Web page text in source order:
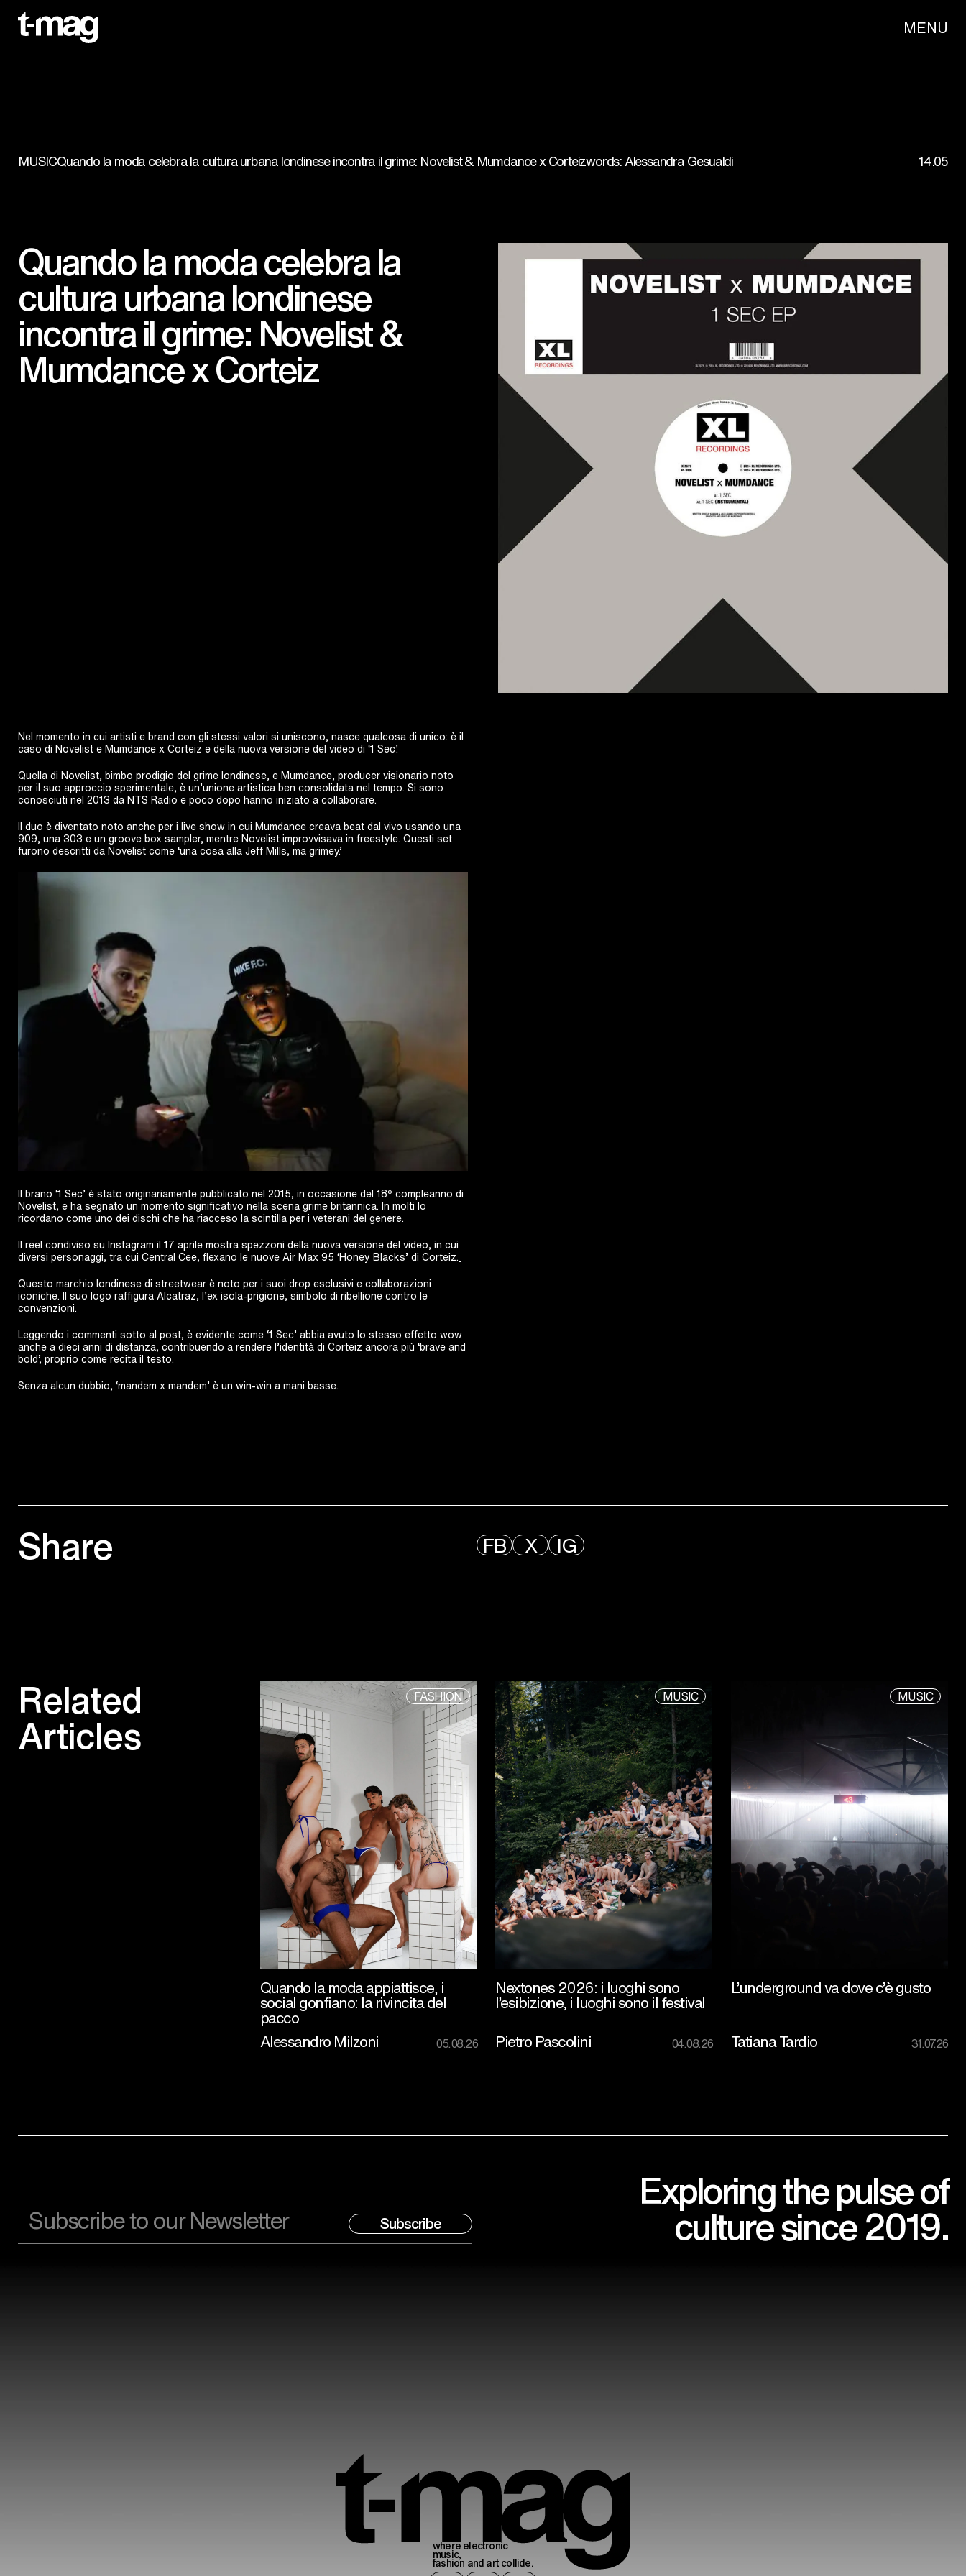
MENU
MUSICQuando la moda celebra la cultura urbana londinese incontra il grime: Novelist & Mumdance x Corteizwords: Alessandra Gesualdi 14.05
Quando la moda celebra la
cultura urbana londinese
incontra il grime: Novelist &
Mumdance x Corteiz
Nel momento in cui artisti e brand con gli stessi valori si uniscono, nasce qualcosa di unico: è il
caso di Novelist e Mumdance x Corteiz e della nuova versione del video di ‘1 Sec’.
Quella di Novelist, bimbo prodigio del grime londinese, e Mumdance, producer visionario noto
per il suo approccio sperimentale, è un’unione artistica ben consolidata nel tempo. Si sono
conosciuti nel 2013 da NTS Radio e poco dopo hanno iniziato a collaborare.
Il duo è diventato noto anche per i live show in cui Mumdance creava beat dal vivo usando una
909, una 303 e un groove box sampler, mentre Novelist improvvisava in freestyle. Questi set
furono descritti da Novelist come ‘una cosa alla Jeff Mills, ma grimey.’
Il brano ‘1 Sec’ è stato originariamente pubblicato nel 2015, in occasione del 18º compleanno di
Novelist, e ha segnato un momento significativo nella scena grime britannica. In molti lo
ricordano come uno dei dischi che ha riacceso la scintilla per i veterani del genere.
Il reel condiviso su Instagram il 17 aprile mostra spezzoni della nuova versione del video, in cui
diversi personaggi, tra cui Central Cee, flexano le nuove Air Max 95 ‘Honey Blacks’ di Corteiz.
Questo marchio londinese di streetwear è noto per i suoi drop esclusivi e collaborazioni
iconiche. Il suo logo raffigura Alcatraz, l’ex isola-prigione, simbolo di ribellione contro le
convenzioni.
Leggendo i commenti sotto al post, è evidente come ‘1 Sec’ abbia avuto lo stesso effetto wow
anche a dieci anni di distanza, contribuendo a rendere l’identità di Corteiz ancora più ‘brave and
bold’, proprio come recita il testo.
Senza alcun dubbio, ‘mandem x mandem’ è un win-win a mani basse.
Share FB X IG
Related
Articles
FASHION
Quando la moda appiattisce, i
social gonfiano: la rivincita del
pacco
Alessandro Milzoni
05.08.26
MUSIC
Nextones 2026: i luoghi sono
l’esibizione, i luoghi sono il festival
Pietro Pascolini 04.08.26
MUSIC
L’underground va dove c’è gusto
Tatiana Tardio 31.07.26
Exploring the pulse of
culture since 2019.
where electronic
music,
fashion and art collide.